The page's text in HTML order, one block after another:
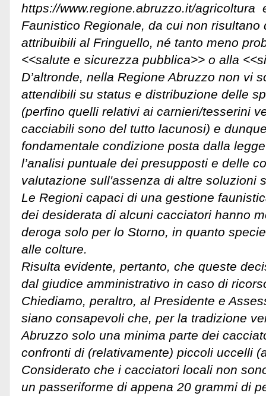
https://www.regione.abruzzo.it/agricoltura
Faunistico Regionale, da cui non risultano
attribuibili al Fringuello, né tanto meno
<<salute e sicurezza pubblica>> o alla
D’altronde, nella Regione Abruzzo non vi
attendibili su status e distribuzione delle
(perfino quelli relativi ai carnieri/tesserini
cacciabili sono del tutto lacunosi) e
fondamentale condizione posta dalla
l’analisi puntuale dei presupposti e delle
valutazione sull'assenza di altre soluzioni
Le Regioni capaci di una gestione
dei desiderata di alcuni cacciatori hanno
deroga solo per lo Storno, in quanto
alle colture.
Risulta evidente, pertanto, che queste
dal giudice amministrativo in caso di
Chiediamo, peraltro, al Presidente e
siano consapevoli che, per la tradizione
Abruzzo solo una minima parte dei
confronti di (relativamente) piccoli uccelli
Considerato che i cacciatori locali non
un passeriforme di appena 20 grammi di